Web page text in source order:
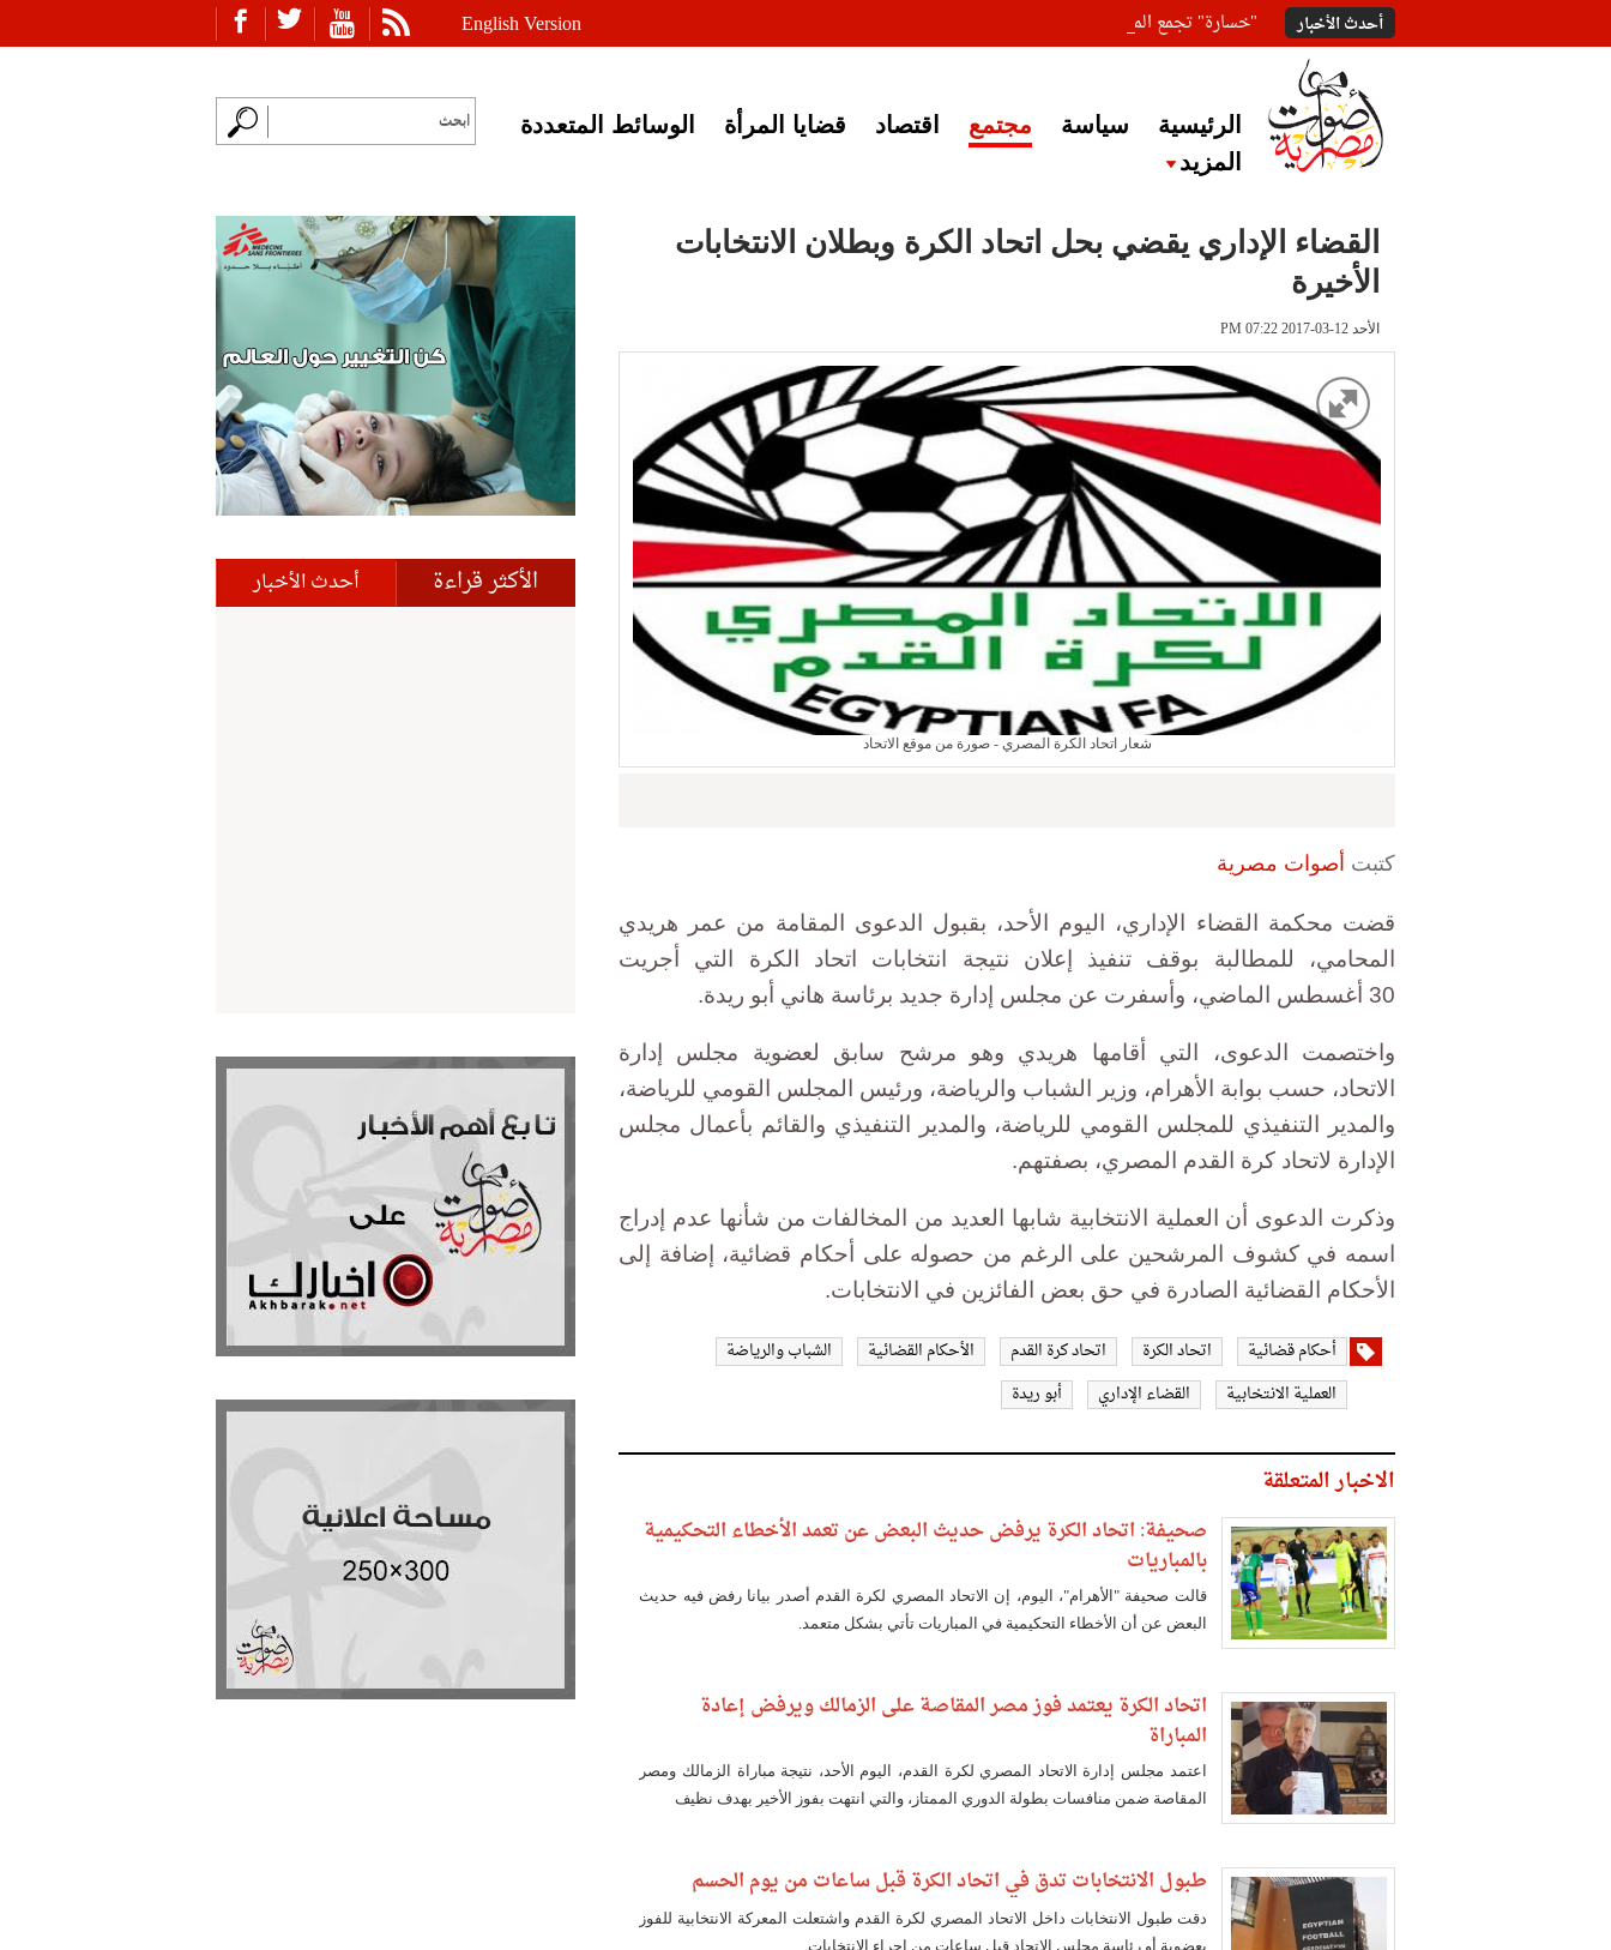
English Version أحدث الأخبار "خسارة" تجمع المعلقين على خبر إغلاق أصوات مصرية
الرئيسية سياسة مجتمع اقتصاد قضايا المرأة
الوسائط المتعددة
المزيد
القضاء الإداري يقضي بحل اتحاد الكرة وبطلان الانتخابات
الأخيرة
الأحد 12-03-2017 PM 07:22
شعار اتحاد الكرة المصري - صورة من موقع الاتحاد
كتبت أصوات مصرية
قضت محكمة القضاء الإداري، اليوم الأحد، بقبول الدعوى المقامة من عمر هريدي
المحامي، للمطالبة بوقف تنفيذ إعلان نتيجة انتخابات اتحاد الكرة التي أجريت
30 أغسطس الماضي، وأسفرت عن مجلس إدارة جديد برئاسة هاني أبو ريدة.
واختصمت الدعوى، التي أقامها هريدي وهو مرشح سابق لعضوية مجلس إدارة
الاتحاد، حسب بوابة الأهرام، وزير الشباب والرياضة، ورئيس المجلس القومي للرياضة،
والمدير التنفيذي للمجلس القومي للرياضة، والمدير التنفيذي والقائم بأعمال مجلس
الإدارة لاتحاد كرة القدم المصري، بصفتهم.
وذكرت الدعوى أن العملية الانتخابية شابها العديد من المخالفات من شأنها عدم إدراج
اسمه في كشوف المرشحين على الرغم من حصوله على أحكام قضائية، إضافة إلى
الأحكام القضائية الصادرة في حق بعض الفائزين في الانتخابات.
أحكام قضائية اتحاد الكرة اتحاد كرة القدم الأحكام القضائية
الشباب والرياضة
العملية الانتخابية
القضاء الإداري أبو ريدة
الاخبار المتعلقة
صحيفة: اتحاد الكرة يرفض حديث البعض عن تعمد الأخطاء التحكيمية
بالمباريات
قالت صحيفة "الأهرام"، اليوم، إن الاتحاد المصري لكرة القدم أصدر بيانا رفض فيه حديث
البعض عن أن الأخطاء التحكيمية في المباريات تأتي بشكل متعمد.
اتحاد الكرة يعتمد فوز مصر المقاصة على الزمالك ويرفض إعادة
المباراة
اعتمد مجلس إدارة الاتحاد المصري لكرة القدم، اليوم الأحد، نتيجة مباراة الزمالك ومصر
المقاصة ضمن منافسات بطولة الدوري الممتاز، والتي انتهت بفوز الأخير بهدف نظيف
طبول الانتخابات تدق في اتحاد الكرة قبل ساعات من يوم الحسم
دقت طبول الانتخابات داخل الاتحاد المصري لكرة القدم واشتعلت المعركة الانتخابية للفوز
بعضوية أو رئاسة مجلس الاتحاد قبل ساعات من إجراء الانتخابات.
الأكثر قراءة أحدث الأخبار